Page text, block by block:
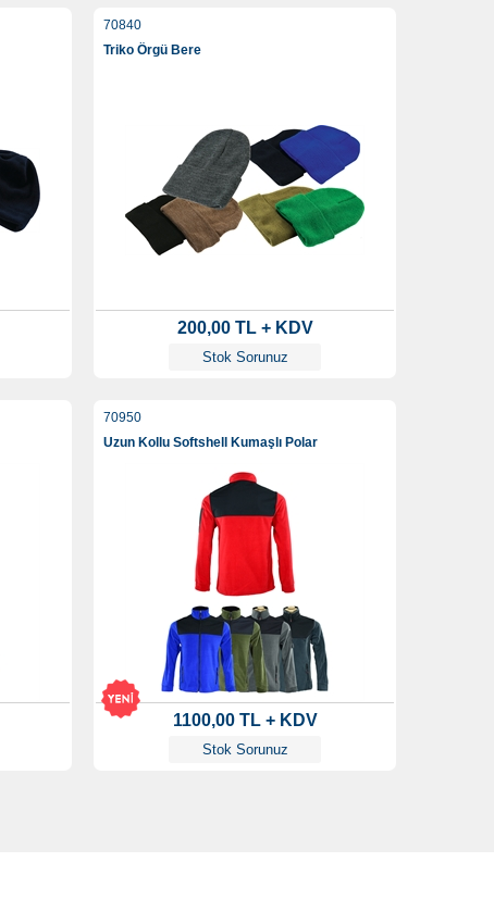
70840
Triko Örgü Bere
200,00 TL + KDV
Stok Sorunuz
70950
Uzun Kollu Softshell Kumaşlı Polar
1100,00 TL + KDV
Stok Sorunuz